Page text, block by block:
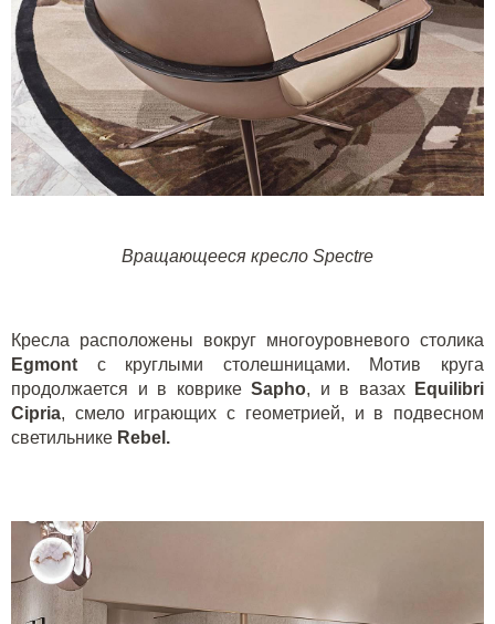
Вращающееся кресло Spectre
Кресла расположены вокруг многоуровневого столика
Egmont с круглыми столешницами. Мотив круга
продолжается и в коврике Sapho, и в вазах
Equilibri
Cipria, смело играющих с геометрией, и в подвесном
светильнике Rebel .